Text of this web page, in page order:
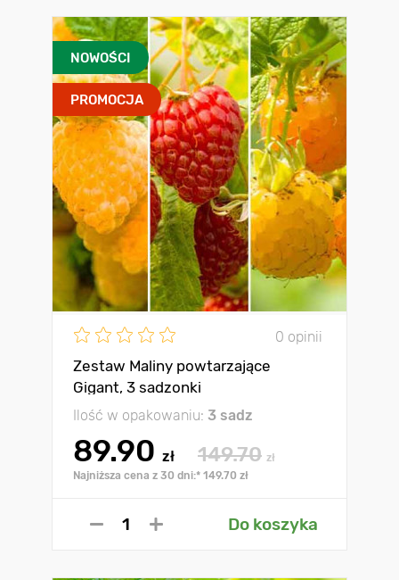
NOWOŚCI
PROMOCJA
0 opinii
Zestaw Maliny powtarzające
Gigant, 3 sadzonki
Ilość w opakowaniu: 3 sadz
89.90 zł 149.70 zł
Najniższa cena z 30 dni:* 149.70 zł
Do koszyka